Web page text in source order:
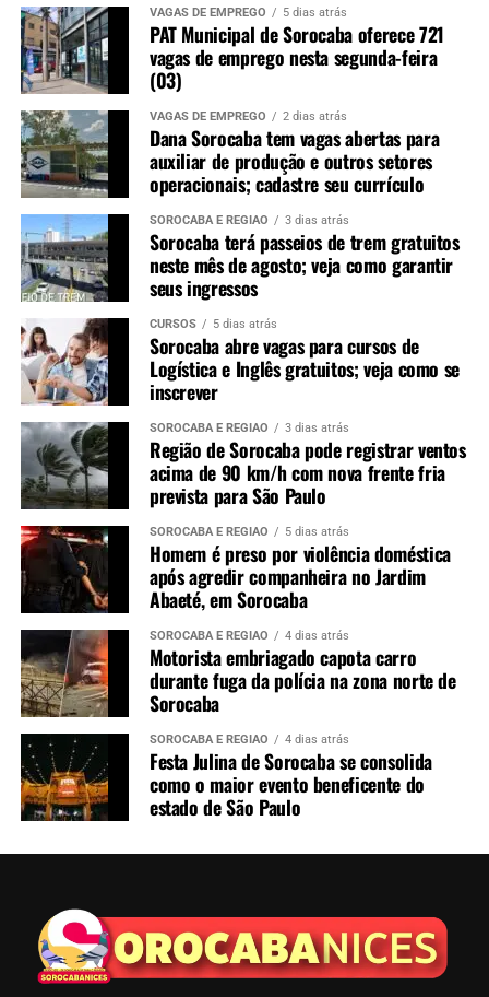
VAGAS DE EMPREGO 5 dias atrás
PAT Municipal de Sorocaba oferece 721
vagas de emprego nesta segunda-feira
(03)
VAGAS DE EMPREGO 2 dias atrás
Dana Sorocaba tem vagas abertas para
auxiliar de produção e outros setores
operacionais; cadastre seu currículo
SOROCABA E REGIÃO 3 dias atrás
Sorocaba terá passeios de trem gratuitos
neste mês de agosto; veja como garantir
seus ingressos
CURSOS 5 dias atrás
Sorocaba abre vagas para cursos de
Logística e Inglês gratuitos; veja como se
inscrever
SOROCABA E REGIÃO 3 dias atrás
Região de Sorocaba pode registrar ventos
acima de 90 km/h com nova frente fria
prevista para São Paulo
SOROCABA E REGIÃO 5 dias atrás
Homem é preso por violência doméstica
após agredir companheira no Jardim
Abaeté, em Sorocaba
SOROCABA E REGIÃO 4 dias atrás
Motorista embriagado capota carro
durante fuga da polícia na zona norte de
Sorocaba
SOROCABA E REGIÃO 4 dias atrás
Festa Julina de Sorocaba se consolida
como o maior evento beneficente do
estado de São Paulo